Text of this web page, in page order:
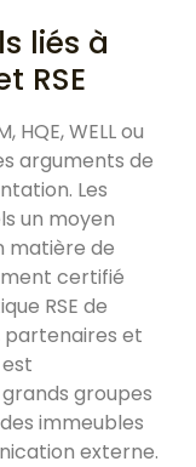
liés à
RSE
HQE, WELL ou
arguments de
Les
un moyen
matière de
certifié
RSE de
partenaires et
groupes
immeubles
externe.